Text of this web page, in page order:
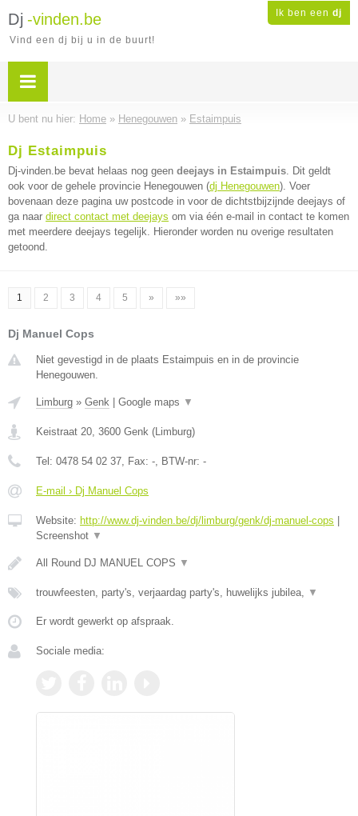
Ik ben een dj
Dj -vinden.be
Vind een dj bij u in de buurt!
U bent nu hier: Home » Henegouwen » Estaimpuis
Dj Estaimpuis
Dj-vinden.be bevat helaas nog geen deejays in Estaimpuis. Dit geldt
ook voor de gehele provincie Henegouwen (dj Henegouwen). Voer
bovenaan deze pagina uw postcode in voor de dichtstbijzijnde deejays of
ga naar direct contact met deejays om via één e-mail in contact te komen
met meerdere deejays tegelijk. Hieronder worden nu overige resultaten
getoond.
1 2 3 4 5 » »»
Dj Manuel Cops
Niet gevestigd in de plaats Estaimpuis en in de provincie
Henegouwen.
Limburg » Genk Google maps ▼
Keistraat 20, 3600 Genk (Limburg)
Tel: 0478 54 02 37, Fax: -, BTW-nr: -
E-mail › Dj Manuel Cops
Website: http://www.dj-vinden.be/dj/limburg/genk/dj-manuel-cops
Screenshot ▼
All Round DJ MANUEL COPS ▼
trouwfeesten, party's, verjaardag party's, huwelijks jubilea, ▼
Er wordt gewerkt op afspraak.
Sociale media: